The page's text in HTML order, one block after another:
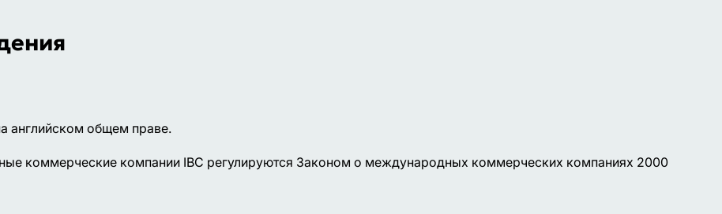
английском общем праве.
коммерческие компании IBC регулируются Законом о международных коммерческих компаниях 2000